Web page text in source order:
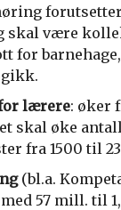
skal være
for
lærere: øker
skal øke antall
fra 1500 til
(bl.a.
57 mill. til